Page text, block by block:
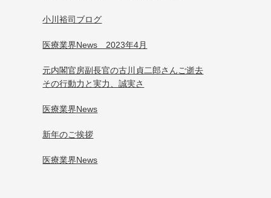
小川裕司ブログ
医療業界News 2023年4月
元内閣官房副長官の古川貞二郎さんご逝去
その行動力と実力、誠実さ
医療業界News
新年のご挨拶
医療業界News